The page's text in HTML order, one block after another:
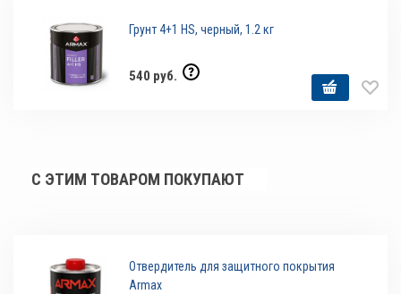
Грунт 4+1 HS, черный, 1.2 кг
540 руб.
С ЭТИМ ТОВАРОМ ПОКУПАЮТ
Отвердитель для защитного покрытия
Armax